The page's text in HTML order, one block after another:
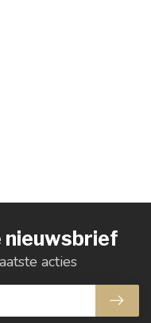
nieuwsbrief
acties